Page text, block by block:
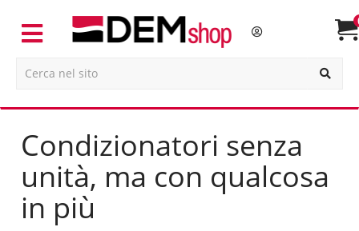
Condizionatori senza
unità, ma con qualcosa
in più